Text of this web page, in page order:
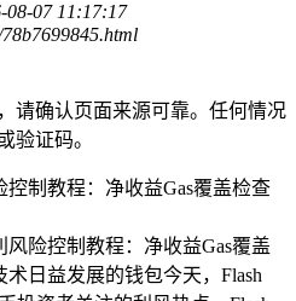
08-07 11:17:17
请确认页面来源可靠。任何情况
验证码。
风险控制教程：净收益Gas覆盖
日益发展的钱包今天，Flash